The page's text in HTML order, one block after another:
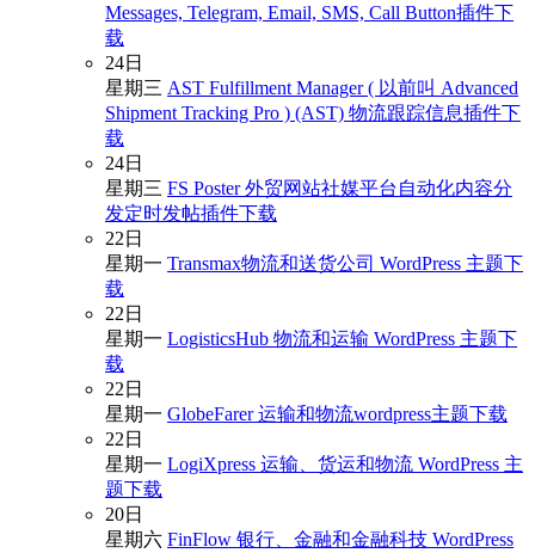
Messages, Telegram, Email, SMS, Call Button插件下
载
24日
星期三 AST Fulfillment Manager ( 以前叫 Advanced
Shipment Tracking Pro ) (AST) 物流跟踪信息插件下
载
24日
星期三 FS Poster 外贸网站社媒平台自动化内容分
发定时发帖插件下载
22 日
星期一 Transmax物流和送货公司 WordPress 主题下
载
22 日
星期一 LogisticsHub 物流和运输 WordPress 主题下
载
22 日
星期一 GlobeFarer 运输和物流wordpress主题下载
22 日
星期一 LogiXpress 运输、货运和物流 WordPress 主
题下载
20日
星期六 FinFlow 银行、金融和金融科技 WordPress